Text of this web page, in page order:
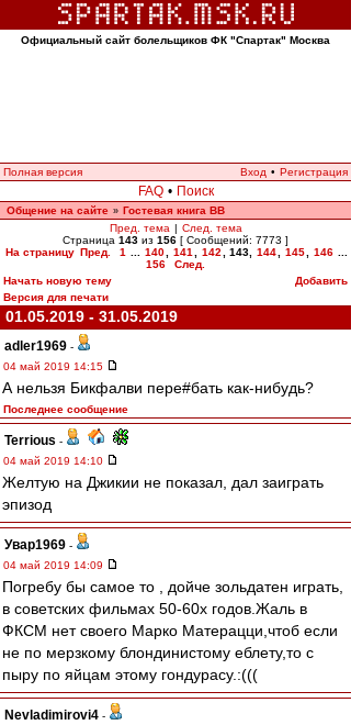
Официальный сайт болельщиков ФК "Спартак" Москва
Полная версия Вход • Регистрация
FAQ • Поиск
Общение на сайте » Гостевая книга ВВ
Пред. тема | След. тема
Страница 143 из 156 [ Сообщений: 7773 ]
На страницу Пред. 1 140 141 142 143, 144 145 146
156
След.
Начать новую тему
Добавить
Версия для печати
01.05.2019 - 31.05.2019
adler1969 -
04 май 2019 14:15
А нельзя Бикфалви пере#бать как-нибудь?
Последнее сообщение
Terrious -
04 май 2019 14:10
Желтую на Джикии не показал, дал заиграть
эпизод
Увар1969 -
04 май 2019 14:09
Погребу бы самое то , дойче зольдатен играть,
в советских фильмах 50-60х годов.Жаль в
ФКСМ нет своего Марко Матерацци,чтоб если
не по мерзкому блондинистому еблету,то с
пыру по яйцам этому гондурасу.:(((
Nevladimirovi4 -